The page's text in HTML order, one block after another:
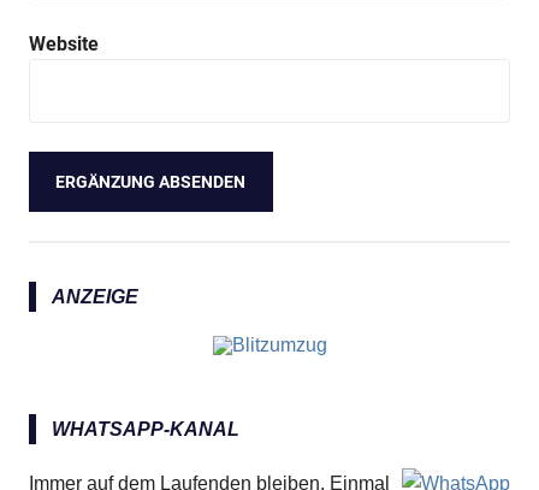
Website
ANZEIGE
WHATSAPP-KANAL
Immer auf dem Laufenden bleiben. Einmal